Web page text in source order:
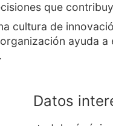
que
cultura de
ayuda
Datos